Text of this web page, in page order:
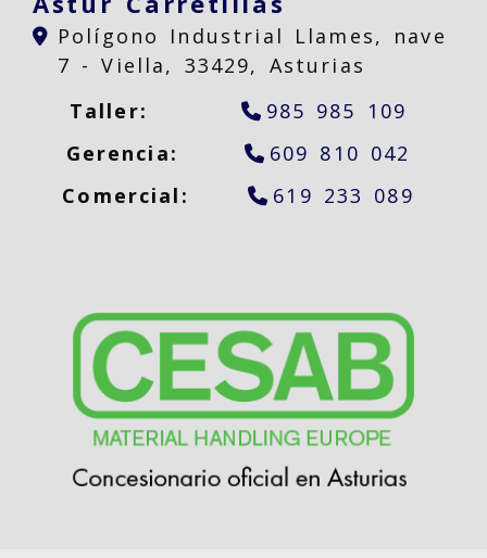
Polígono Industrial Llames, nave
7 -Viella, 33429, Asturias
Taller:
985 985 109
Gerencia:
609 810 042
Comercial:
619 233 089